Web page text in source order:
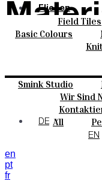
Fliesen
Field Tiles
Hand Painted
Natural Cotto
Farben
Basic Colours
Keramik
Smink Studio
Über Uns
Wir Sind
Kontakte
Journal
All
Materials &
DE
EN
en
pt
fr